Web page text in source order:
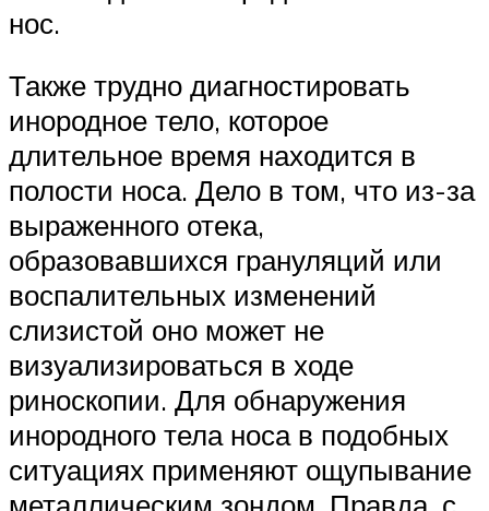
нос.
Также трудно диагностировать
инородное тело, которое
длительное время находится в
полости носа. Дело в том, что из-за
выраженного отека,
образовавшихся грануляций или
воспалительных изменений
слизистой оно может не
визуализироваться в ходе
риноскопии. Для обнаружения
инородного тела носа в подобных
ситуациях применяют ощупывание